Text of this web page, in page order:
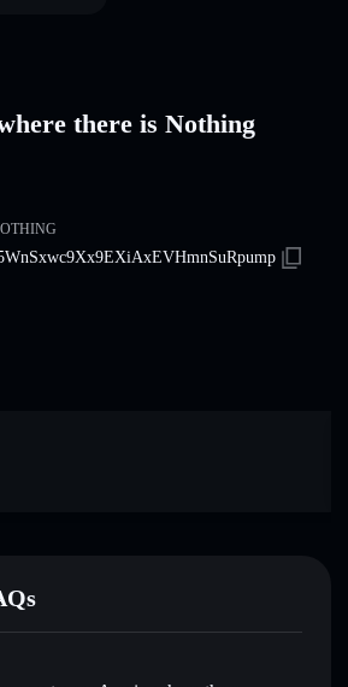
there is Nothing